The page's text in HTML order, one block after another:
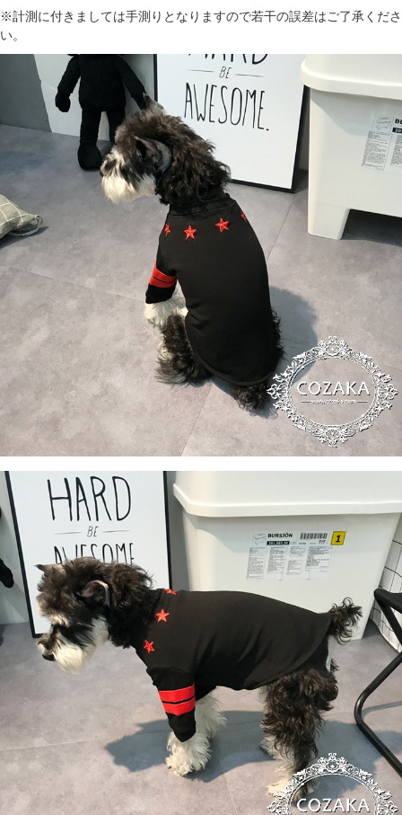
※計測に付きましては手測りとなりますので若干の誤差はご了承くださ
い。